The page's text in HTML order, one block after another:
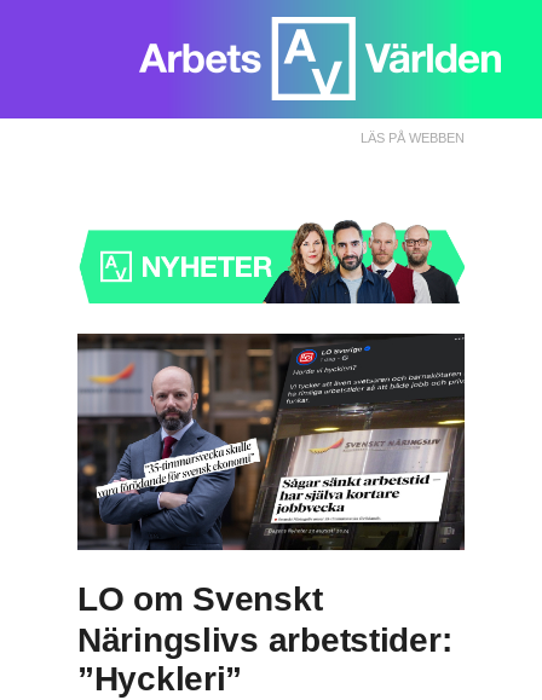
LÄS PÅ WEBBEN
LO om Svenskt
Näringslivs arbetstider:
”Hyckleri”